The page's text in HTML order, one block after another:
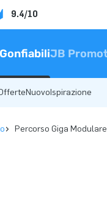
9.4/10
JB
NuovoIspirazione
Percorso Giga